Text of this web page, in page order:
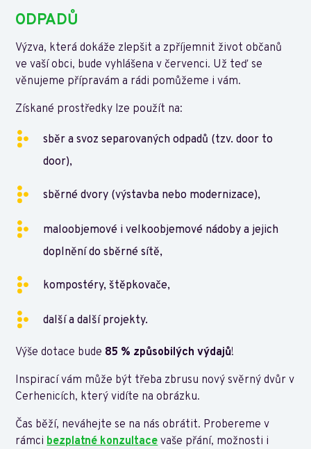
ODPADŮ
Výzva, která dokáže zlepšit a zpříjemnit život občanů
ve vaší obci, bude vyhlášena v červenci. Už teď se
věnujeme přípravám a rádi pomůžeme i vám.
Získané prostředky lze použít na:
sběr a svoz separovaných odpadů (tzv. door to
door),
sběrné dvory (výstavba nebo modernizace),
maloobjemové i velkoobjemové nádoby a jejich
doplnění do sběrné sítě,
kompostéry, štěpkovače,
další a další projekty.
Výše dotace bude 85 % způsobilých výdajů!
Inspirací vám může být třeba zbrusu nový svěrný dvůr v
Cerhenicích, který vidíte na obrázku.
Čas běží, neváhejte se na nás obrátit. Probereme v
rámcibezplatné konzultacevaše přání, možnosti i